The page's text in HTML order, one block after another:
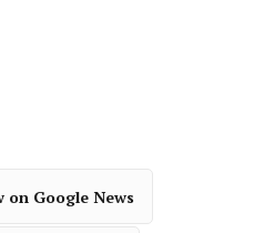
on Google News